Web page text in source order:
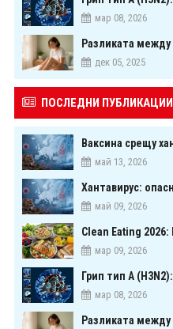
мар 08, 2026
дек 05, 2025
ПОСЛЕДНИ ПУБЛИКАЦИИ
май 13, 2026
май 09, 2026
мар 09, 2026
мар 08, 2026